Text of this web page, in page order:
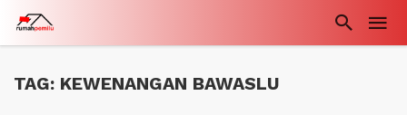
TAG: KEWENANGAN BAWASLU